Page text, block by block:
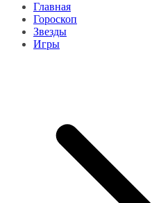
Главная
Гороскоп
Звезды
Игры